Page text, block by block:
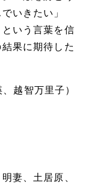
いきたい」
という言葉を信
果に期待した
越智万里子）
妻、土居原、